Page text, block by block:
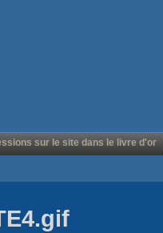
sur le site dans le livre d'or